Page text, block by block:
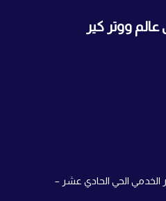
ووتر كير
الخدمي الحي الحادي عشر –